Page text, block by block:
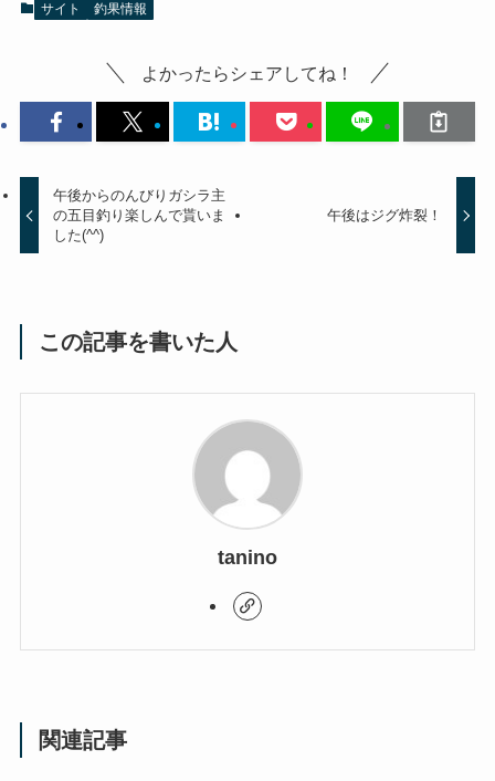
サイト 釣果情報
よかったらシェアしてね！
午後からのんびりガシラ主
の五目釣り楽しんで貰いま
した(^^)
午後はジグ炸裂！
この記事を書いた人
tanino
関連記事